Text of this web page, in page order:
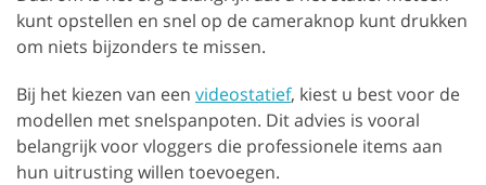
kunt opstellen en snel op de cameraknop kunt drukken
om niets bijzonders te missen.
Bij het kiezen van een videostatief, kiest u best voor de
modellen met snelspanpoten. Dit advies is vooral
belangrijk voor vloggers die professionele items aan
hun uitrusting willen toevoegen.